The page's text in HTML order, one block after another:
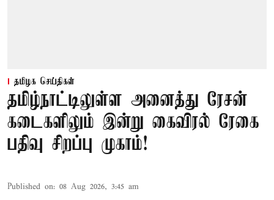
தமிழக செய்திகள்
தமிழ்நாட்டிலுள்ள அனைத்து ரேசன்
கடைகளிலும் இன்று கைவிரல் ரேகை
பதிவு சிறப்பு முகாம்!
Published on: 08 Aug 2026, 3:45 am